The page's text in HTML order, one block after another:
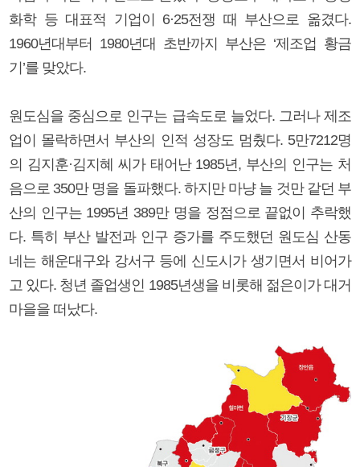
화학 등 대표적 기업이 6·25전쟁 때 부산으로 옮겼다.
1960년대부터 1980년대 초반까지 부산은 ‘제조업 황금
기’를 맞았다.
원도심을 중심으로 인구는 급속도로 늘었다. 그러나 제조
업이 몰락하면서 부산의 인적 성장도 멈췄다. 5만7212명
의 김지훈·김지혜 씨가 태어난 1985년, 부산의 인구는 처
음으로 350만 명을 돌파했다. 하지만 마냥 늘 것만 같던 부
산의 인구는 1995년 389만 명을 정점으로 끝없이 추락했
다. 특히 부산 발전과 인구 증가를 주도했던 원도심 산동
네는 해운대구와 강서구 등에 신도시가 생기면서 비어가
고 있다. 청년 졸업생인 1985년생을 비롯해 젊은이가 대거
마을을 떠났다.